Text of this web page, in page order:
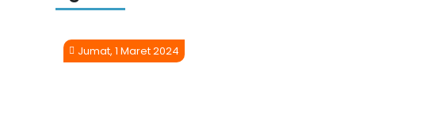
Jumat, 1 Maret 2024